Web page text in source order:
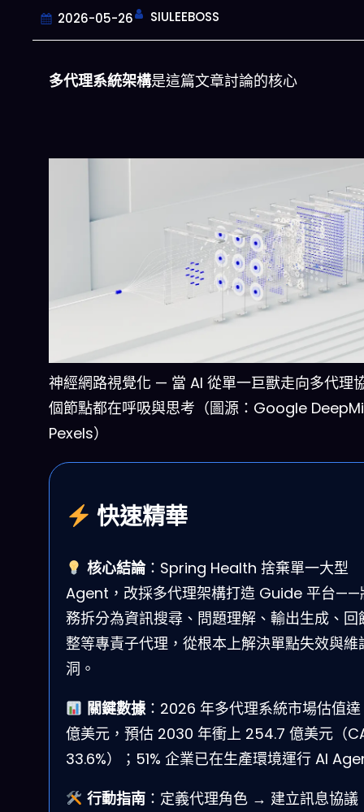
2026-05-26 SIULEEBOSS
多代理系統架構是這篇文章討論的核心
神經網路視覺化 — 當 AI 從單一巨獸走向多代理
個節點都在呼吸與思考（圖源：Google
Pexels）
快速精華
核心結論：Spring Health 捨棄單一大型
Agent，改採多代理架構打造 Guide 平台——
務拆分為資訊搜尋、問題理解、輸出生成、回
整等專責子代理，從根本上解決單點失效與維
洞。
關鍵數據：2026 年多代理系統市場估值
億美元，預估 2030 年衝上 254.7 億美元（
33.6%）；51% 企業已在生產環境運行 AI
行動指南：定義代理角色 → 建立訊息協